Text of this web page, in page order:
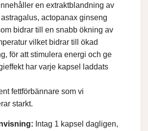
en extraktblandning av
actopanax ginseng
bidrar till en snabb ökning av
vilket bidrar till ökad
för att stimulera energi och ge
har varje kapsel laddats
fettförbännare som vi
starkt.
Intag 1 kapsel dagligen,